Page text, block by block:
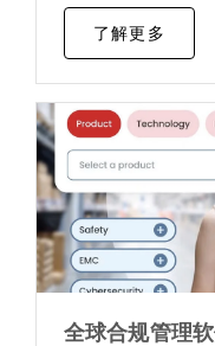
了解更多
全球合规管理